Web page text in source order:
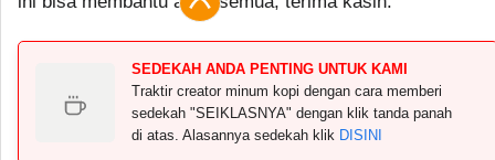
SEDEKAH ANDA PENTING UNTUK KAMI
Traktir creator minum kopi dengan cara memberi
sedekah "SEIKLASNYA" dengan klik tanda panah
di atas. Alasannya sedekah klik DISINI